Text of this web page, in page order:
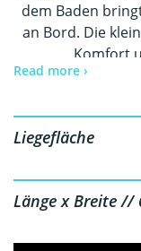
dem Baden
an Bord. Die
Komfort
actionreich -
Read more ›
Liegefläche
Länge x Breite //